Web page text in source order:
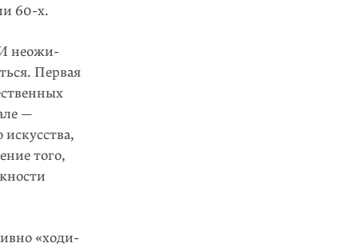
60-х.
И неожи­
Пер­вая
—
того,
«ходи­